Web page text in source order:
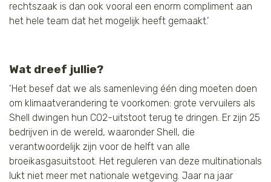
rechtszaak is dan ook vooral een enorm compliment aan
het hele team dat het mogelijk heeft gemaakt.’
Wat dreef jullie?
‘Het besef dat we als samenleving één ding moeten doen
om klimaatverandering te voorkomen: grote vervuilers als
Shell dwingen hun CO2-uitstoot terug te dringen. Er zijn 25
bedrijven in de wereld, waaronder Shell, die
verantwoordelijk zijn voor de helft van alle
broeikasgasuitstoot. Het reguleren van deze multinationals
lukt niet meer met nationale wetgeving. Jaar na jaar